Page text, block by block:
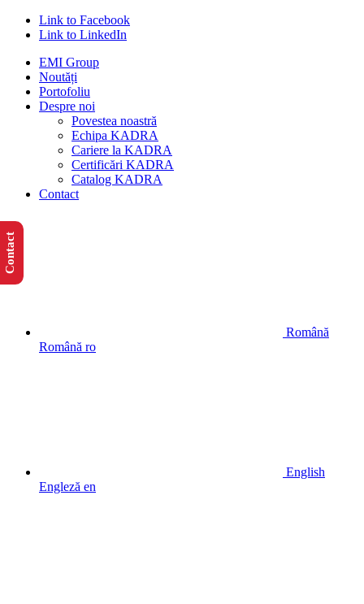
Link to Facebook
Link to LinkedIn
EMI Group
Noutăți
Portofoliu
Despre noi
Povestea noastră
Echipa KADRA
Cariere la KADRA
Certificări KADRA
Catalog KADRA
Contact
Română
Română ro
English
Engleză en
Contact